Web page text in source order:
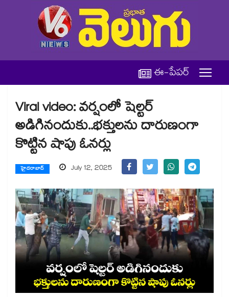
ఈ-పేపర్
Viral video: వర్షంలో షెల్టర్
అడిగినందుకు..భక్తులను దారుణంగా
కొట్టిన షాపు ఓనర్లు
హైదరాబాద్ July 12, 2025